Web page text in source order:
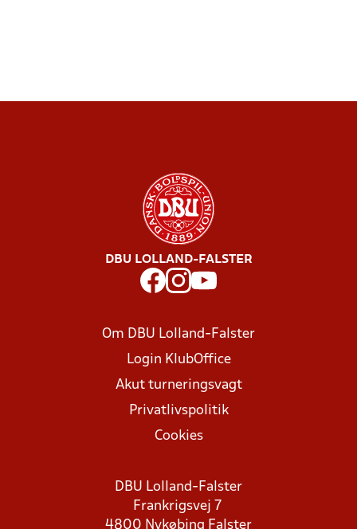
DBU LOLLAND-FALSTER
Om DBU Lolland-Falster
Login KlubOffice
Akut turneringsvagt
Privatlivspolitik
Cookies
DBU Lolland-Falster
Frankrigsvej 7
4800 Nykøbing Falster